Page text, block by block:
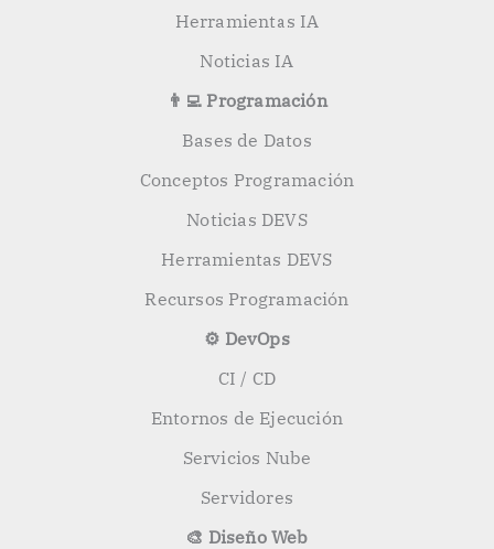
Herramientas IA
Noticias IA
👨‍💻 Programación
Bases de Datos
Conceptos Programación
Noticias DEVS
Herramientas DEVS
Recursos Programación
⚙️ DevOps
CI / CD
Entornos de Ejecución
Servicios Nube
Servidores
🎨 Diseño Web